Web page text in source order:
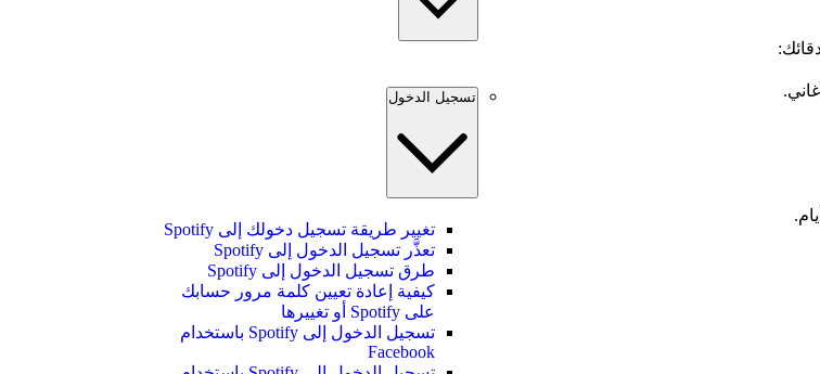
تسجيل الدخول
تغيير طريقة تسجيل دخولك إلى Spotify
تعذَّر تسجيل الدخول إلى Spotify
طرق تسجيل الدخول إلى Spotify
كيفية إعادة تعيين كلمة مرور حسابك
على Spotify أو تغييرها
تسجيل الدخول إلى Spotify باستخدام
Facebook